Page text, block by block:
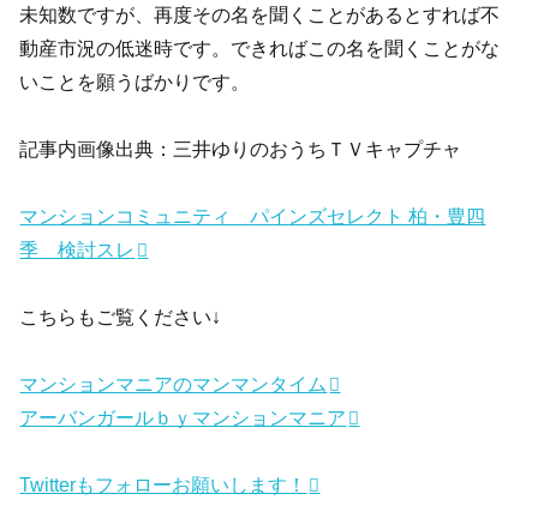
未知数ですが、再度その名を聞くことがあるとすれば不
動産市況の低迷時です。できればこの名を聞くことがな
いことを願うばかりです。
記事内画像出典：三井ゆりのおうちＴＶキャプチャ
マンションコミュニティ パインズセレクト 柏・豊四
季 検討スレ
こちらもご覧ください↓
マンションマニアのマンマンタイム
アーバンガールｂｙマンションマニア
Twitterもフォローお願いします！